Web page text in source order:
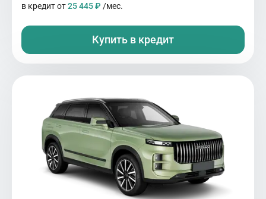
в кредит от25 445 ₽ /мес.
Купить в кредит